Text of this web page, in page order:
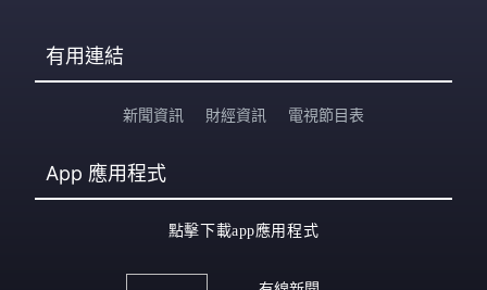
有用連結
新聞資訊 財經資訊 電視節目表
App 應用程式
點擊下載app應用程式